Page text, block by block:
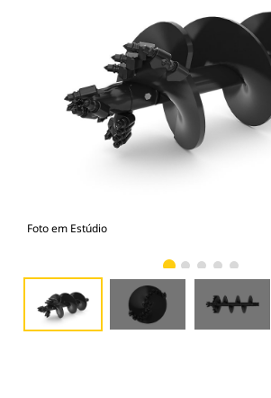
Foto em Estúdio